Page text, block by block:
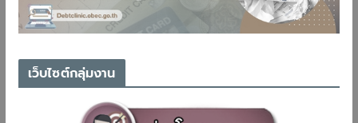
เว็บไซต์กลุ่มงาน